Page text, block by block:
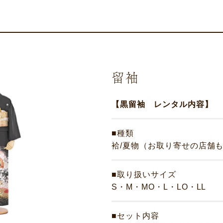
留袖
【黒留袖 レンタル内容】
■種類
袷/夏物（お取り寄せの店舗
■取り扱いサイズ
S・M・MO・L・LO・LL
■セット内容